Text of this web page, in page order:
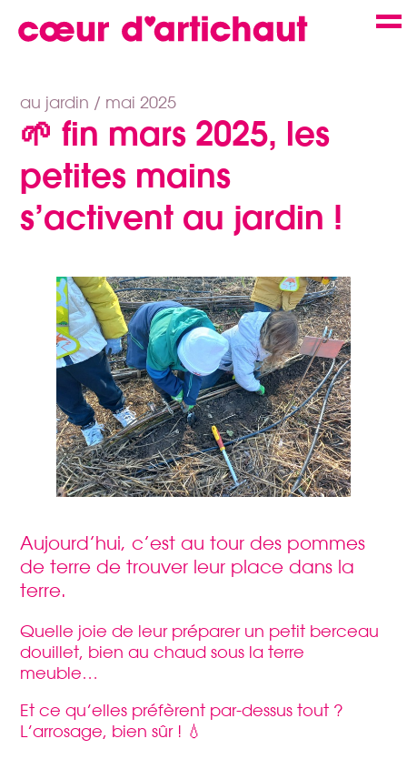
au jardin / mai 2025
🌱 fin mars 2025, les
petites mains
s’activent au jardin !
Aujourd’hui, c’est au tour des pommes
de terre de trouver leur place dans la
terre.
Quelle joie de leur préparer un petit berceau
douillet, bien au chaud sous la terre
meuble…
Et ce qu’elles préfèrent par-dessus tout ?
L’arrosage, bien sûr ! 💧